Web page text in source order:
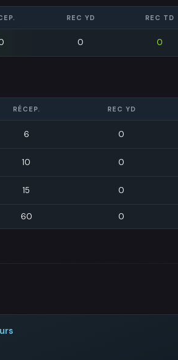
REC YD REC TD
0 0
RÉCEP. REC YD
6 0
10 0
15 0
60 0